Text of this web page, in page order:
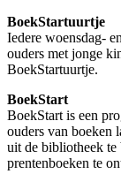
BoekStartuurtje
Iedere woensdag-
ouders met jonge
BoekStartuurtje.
BoekStart
BoekStart is een
ouders van boeken
uit de bibliotheek te
prentenboeken te